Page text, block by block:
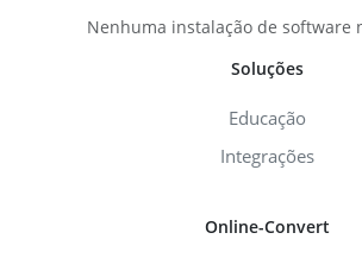
Nenhuma instalação de software
Soluções
Educação
Integrações
Online-Convert